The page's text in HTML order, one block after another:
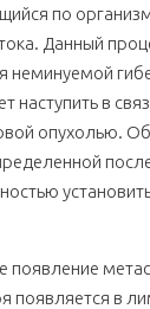
по
Данный
неминуемой
наступить в
опухолью.
появление
появляется в